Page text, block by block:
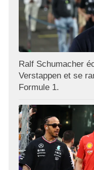
Ralf Schumacher
Verstappen et se
Formule 1.